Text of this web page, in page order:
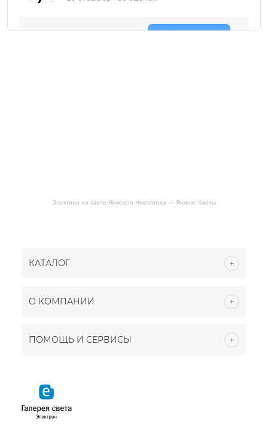
Электрон на карте Нижнего Новгорода — Яндекс Карты
КАТАЛОГ
О КОМПАНИИ
ПОМОЩЬ И СЕРВИСЫ